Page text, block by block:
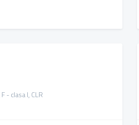
- clasa I, CLR